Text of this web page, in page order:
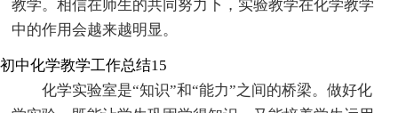
教学。相信在师生的共同努力下，实验教学在化学教学
中的作用会越来越明显。
初中化学教学工作总结15
化学实验室是“知识”和“能力”之间的桥梁。做好化